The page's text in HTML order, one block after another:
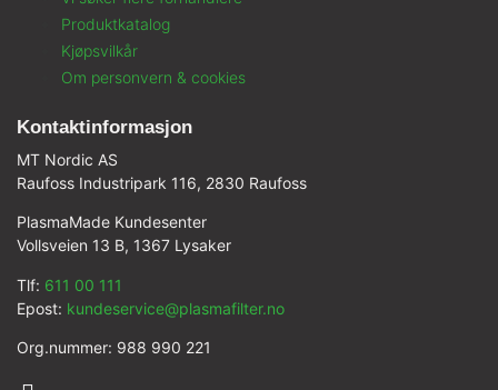
Produktkatalog
Kjøpsvilkår
Om personvern & cookies
Kontaktinformasjon
MT Nordic AS
Raufoss Industripark 116, 2830 Raufoss
PlasmaMade Kundesenter
Vollsveien 13 B, 1367 Lysaker
Tlf: 611 00 111
Epost: kundeservice@plasmafilter.no
Org.nummer: 988 990 221